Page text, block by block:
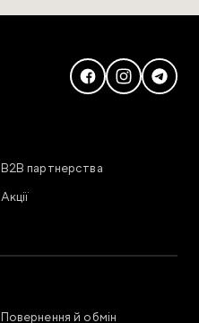
В2В партнерства
Акції
Повернення й обмін